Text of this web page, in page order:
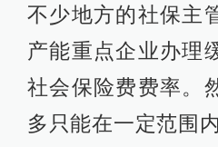
不少地方的社保主
产能重点企业办理
社会保险费费率。
多只能在一定范围